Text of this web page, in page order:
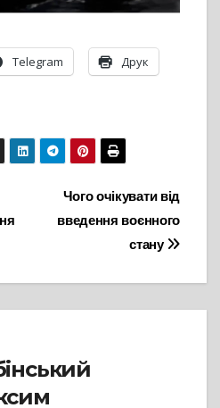
Telegram Друк
Чого очікувати від
введення воєнного
стану